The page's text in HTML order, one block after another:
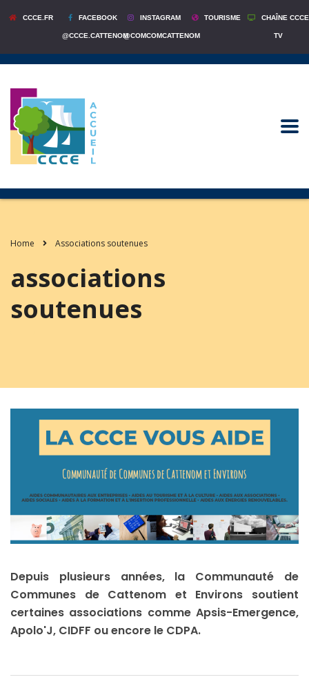
CCCE.FR FACEBOOK
@CCCE.CATTENOM
INSTAGRAM
@COMCOMCATTENOM
TOURISME CHAÎNE CCCE
TV
Home Associations soutenues
associations
soutenues
Depuis plusieurs années, la Communauté de
Communes de Cattenom et Environs soutient
certaines associations comme Apsis-Emergence,
Apolo'J, CIDFF ou encore le CDPA.